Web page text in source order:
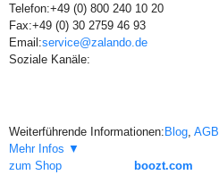
Telefon:+49 (0) 800 240 10 20
Fax:+49 (0) 30 2759 46 93
Email:service@zalando.de
Soziale Kanäle:
Weiterführende Informationen: Blog, AGB
Mehr Infos ▼
zum Shop
boozt.com